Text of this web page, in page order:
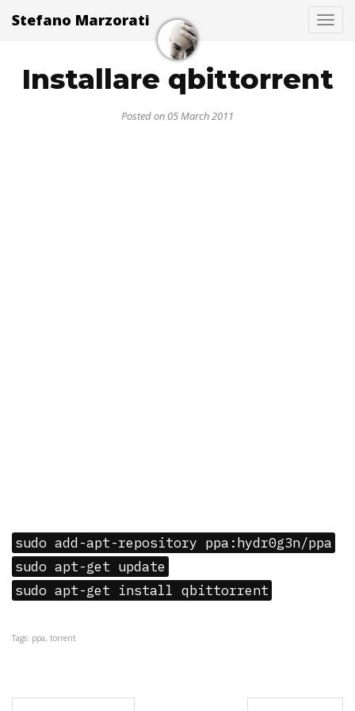
Stefano Marzorati
Installare qbittorrent
Posted on 05 March 2011
sudo add-apt-repository ppa:hydr0g3n/ppa
sudo apt-get update
sudo apt-get install qbittorrent
Tags: ppa, torrent